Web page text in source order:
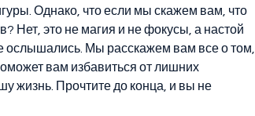
Однако, что если мы скажем вам, что
Нет, это не магия и не фокусы, а настой
ослышались. Мы расскажем вам все о том,
вам избавиться от лишних
жизнь. Прочтите до конца, и вы не